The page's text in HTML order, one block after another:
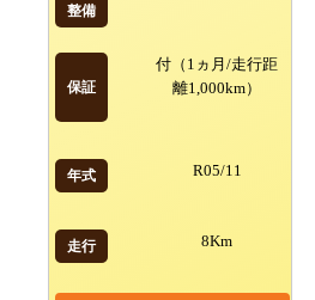
整備
保証
付（1ヵ月/走行距
離1,000km）
年式 R05/11
走行 8Km